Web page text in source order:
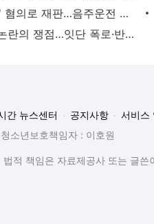
이재룡, '술타기' 혐의로 재판…음주운전 혐의는 미적용
황정민 사생활 논란의 쟁점…잇단 폭로·반박 오가는 소모전 [ST이슈]
간 뉴스센터 공지사항
서비스
청소년보호책임자 : 이호원
적 책임은 자료제공사 또는 글